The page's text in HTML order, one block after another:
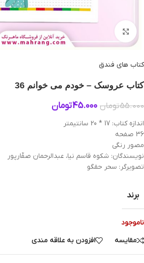
بزرگنمایی تصویر
کتاب های فندق
کتاب عروسک – خودم می‌ خوانم 36
55.000تومان 45.000تومان
اندازه کتاب: 17 * 20 سانتیمتر
36 صفحه
مصور رنگی
نویسندگان: شکوه قاسم نیا، عبدالرحمان صفّارپور
تصویرگر: سحر حقگو
برند
ناموجود
مقایسه
افزودن به علاقه مندی